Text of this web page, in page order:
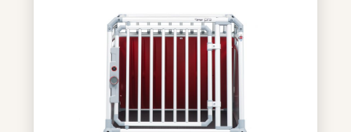
scheinbar harmloser Auffahrunfall mit einer
Geschwindigkeit von 25 Km/h mit einem
ungesicherten Hund von 5kg kann verheerende
Folgen für Insassen und Hund haben. Neu mit
Crash Impact Control – der intelligenten, Crash
getesteten Spezialrückwand und Safelock, dem
noch stabileren Türschloss- System.4pets PRO 3 L -